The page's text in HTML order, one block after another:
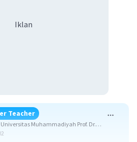
Iklan
Teacher
Muhammadiyah Prof. Dr.